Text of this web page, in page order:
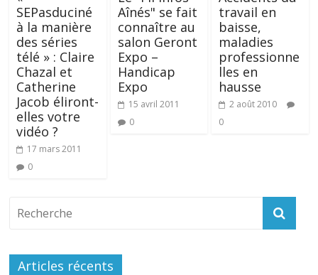
SEPasduciné
à la manière
des séries
télé » : Claire
Chazal et
Catherine
Jacob éliront-
elles votre
vidéo ?
17 mars 2011
0
Aînés" se fait
connaître au
salon Geront
Expo –
Handicap
Expo
15 avril 2011
0
travail en
baisse,
maladies
professionne
lles en
hausse
2 août 2010
0
Articles récents